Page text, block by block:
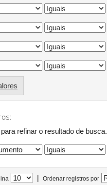
refinar o resultado de busca.
| Ordenar registros por